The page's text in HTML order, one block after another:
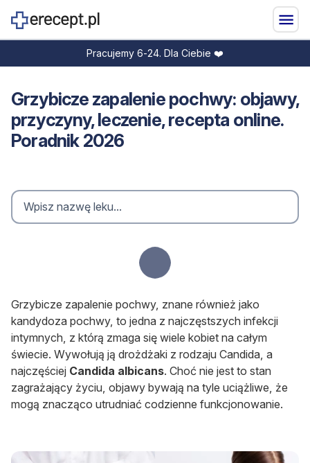
Pracujemy 6-24. Dla Ciebie ❤️
Grzybicze zapalenie pochwy: objawy,
przyczyny, leczenie, recepta online.
Poradnik 2026
Loading...
Grzybicze zapalenie pochwy, znane również jako
kandydoza pochwy, to jedna z najczęstszych infekcji
intymnych, z którą zmaga się wiele kobiet na całym
świecie. Wywołują ją drożdżaki z rodzaju Candida, a
najczęściej Candida albicans. Choć nie jest to stan
zagrażający życiu, objawy bywają na tyle uciążliwe, że
mogą znacząco utrudniać codzienne funkcjonowanie.